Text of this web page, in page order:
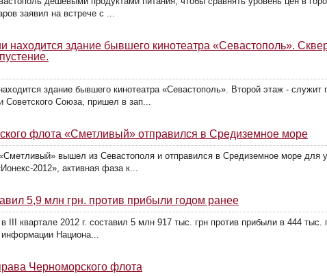
заявил на встрече с ...
находится здание бывшего кинотеатра «Севастополь».
здание бывшего кинотеатра «Севастополь». Второй этаж -
Советского Союза, пришел в зап...
флота «Сметливый» отправился в Средиземное море
вышел из Севастополя и отправился в Средиземное море для
2012», активная фаза к...
5,9 млн грн. против прибыли годом ранее
квартале 2012 г. составил 5 млн 917 тыс. грн против прибыли в 444 тыс.
Национа...
Черноморского флота